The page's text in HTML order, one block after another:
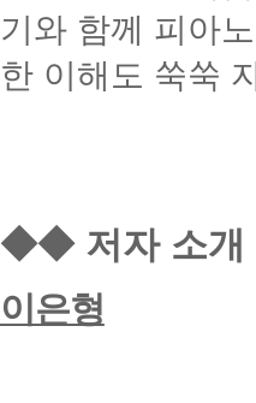
기와 함께 피아
한 이해도 쑥쑥
◆◆ 저자 소개
이은형